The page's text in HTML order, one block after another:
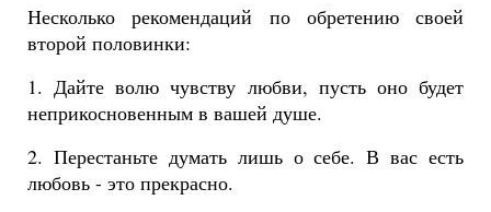
Несколько рекомендаций по обретению своей
второй половинки:
1. Дайте волю чувству любви, пусть оно будет
неприкосновенным в вашей душе.
2. Перестаньте думать лишь о себе. В вас есть
любовь - это прекрасно.